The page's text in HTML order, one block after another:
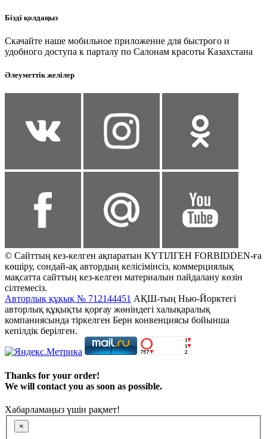
Бізді қолдаңыз
Скачайте наше мобильное приложение для быстрого и
удобного доступа к парталу по Салонам красоты Казахстана
Әлеуметтік желілер
© Сайттың кез-келген ақпаратын КҮТІЛГЕН FORBIDDEN-ға
көшіру, сондай-ақ автордың келісімінсіз, коммерциялық
мақсатта сайттың кез-келген материалын пайдалану көзін
сілтемесіз.
Авторлық құқық № 712144451 АҚШ-тың Нью-Йорктегі
авторлық құқықты қорғау жөніндегі халықаралық
компаниясында тіркелген Берн конвенциясы бойынша
кепілдік берілген.
Thanks for your order!
We will contact you as soon as possible.
Хабарламаңыз үшін рақмет!
×